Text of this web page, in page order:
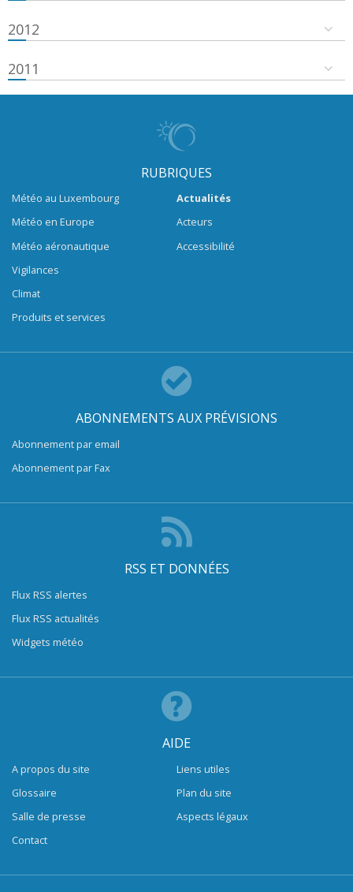
2012
2011
RUBRIQUES
Météo au Luxembourg
Météo en Europe
Météo aéronautique
Vigilances
Climat
Produits et services
Actualités
Acteurs
Accessibilité
ABONNEMENTS AUX PRÉVISIONS
Abonnement par email
Abonnement par Fax
RSS ET DONNÉES
Flux RSS alertes
Flux RSS actualités
Widgets météo
AIDE
A propos du site
Glossaire
Salle de presse
Contact
Liens utiles
Plan du site
Aspects légaux